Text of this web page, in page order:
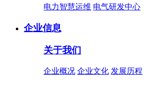
电力智慧运维 电气研发中心
企业信息
关于我们
企业概况 企业文化 发展历程